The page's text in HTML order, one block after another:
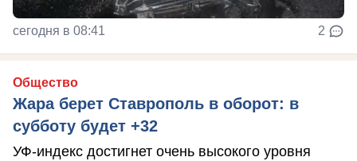
сегодня в 08:41 2
Общество
Жара берет Ставрополь в оборот: в
субботу будет +32
УФ-индекс достигнет очень высокого уровня